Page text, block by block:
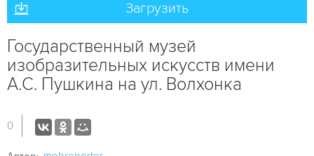
Загрузить
Государственный музей
изобразительных искусств имени
А.С. Пушкина на ул. Волхонка
0